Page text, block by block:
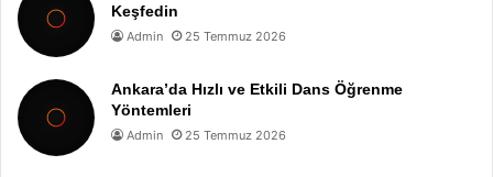
Keşfedin
Admin 25 Temmuz 2026
Ankara’da Hızlı ve Etkili Dans Öğrenme
Yöntemleri
Admin 25 Temmuz 2026